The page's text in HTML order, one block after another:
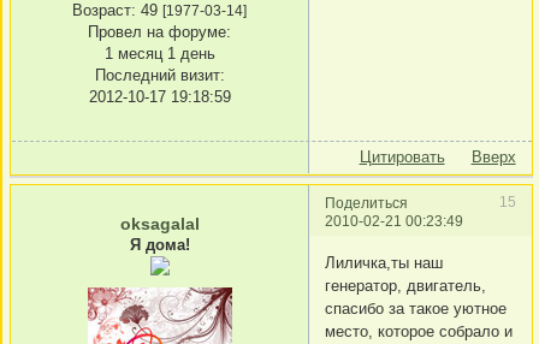
Возраст: 49 [1977-03-14]
Провел на форуме:
1 месяц 1 день
Последний визит:
2012-10-17 19:18:59
Цитировать Вверх
Поделиться
15
2010-02-21 00:23:49
oksagalal
Я дома!
Лиличка,ты наш
генератор, двигатель,
спасибо за такое уютное
место, которое собрало и